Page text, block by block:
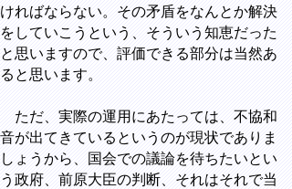
ければならない。その矛盾をなんとか解決
をしていこうという、そういう知恵だった
と思いますので、評価できる部分は当然あ
ると思います。
ただ、実際の運用にあたっては、不協和
音が出てきているというのが現状でありま
しょうから、国会での議論を待ちたいとい
う政府、前原大臣の判断、それはそれで当